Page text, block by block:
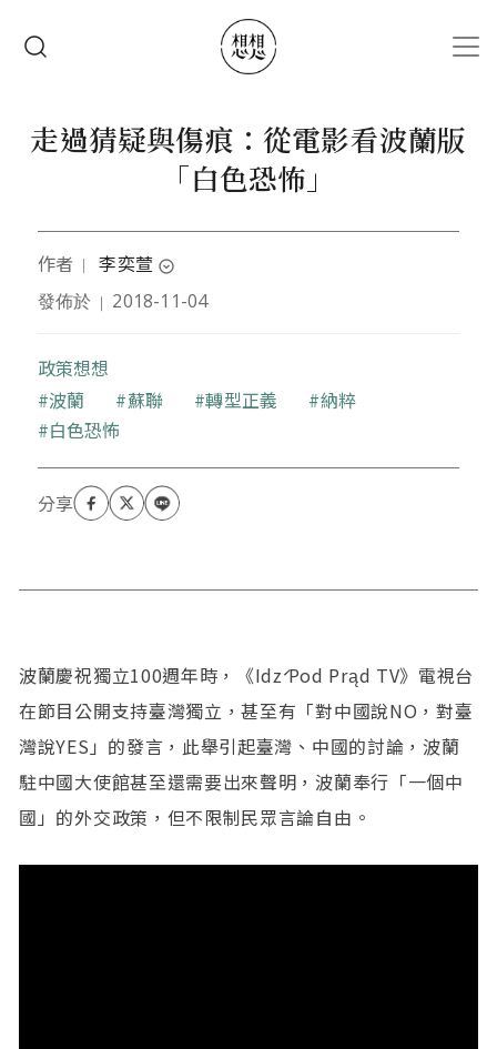
走過猜疑與傷痕：從電影看波蘭版
「白色恐怖」
作者 ｜ 李奕萱 expand_circle_down
文字工作者 / 記者，在很多不同的地方寫稿。喜歡到
工，目前正在努力傾聽、並試著書寫臺灣這塊土地的
故事。
發佈於 ｜ 2018-11-04
政策想想
關鍵字
波蘭 蘇聯 轉型正義
納粹
白色恐怖
波蘭慶祝獨立100週年時，《Idź Pod Prąd TV》電視台
在節目公開支持臺灣獨立，甚至有「對中國說NO，對臺
灣說YES」的發言，此舉引起臺灣、中國的討論，波蘭
駐中國大使館甚至還需要出來聲明，波蘭奉行「一個中
國」的外交政策，但不限制民眾言論自由。